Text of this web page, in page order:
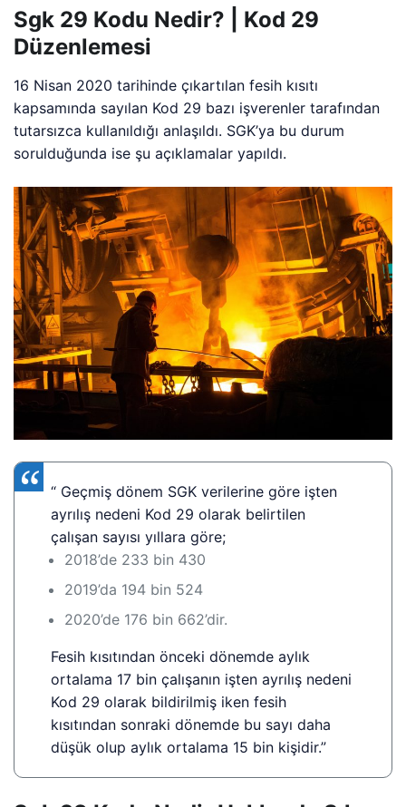
Sgk 29 Kodu Nedir? | Kod 29
Düzenlemesi
16 Nisan 2020 tarihinde çıkartılan fesih kısıtı
kapsamında sayılan Kod 29 bazı işverenler tarafından
tutarsızca kullanıldığı anlaşıldı. SGK’ya bu durum
sorulduğunda ise şu açıklamalar yapıldı.
“ Geçmiş dönem SGK verilerine göre işten
ayrılış nedeni Kod 29 olarak belirtilen
çalışan sayısı yıllara göre;
2018’de 233 bin 430
2019’da 194 bin 524
2020’de 176 bin 662’dir.
Fesih kısıtından önceki dönemde aylık
ortalama 17 bin çalışanın işten ayrılış nedeni
Kod 29 olarak bildirilmiş iken fesih
kısıtından sonraki dönemde bu sayı daha
düşük olup aylık ortalama 15 bin kişidir.”